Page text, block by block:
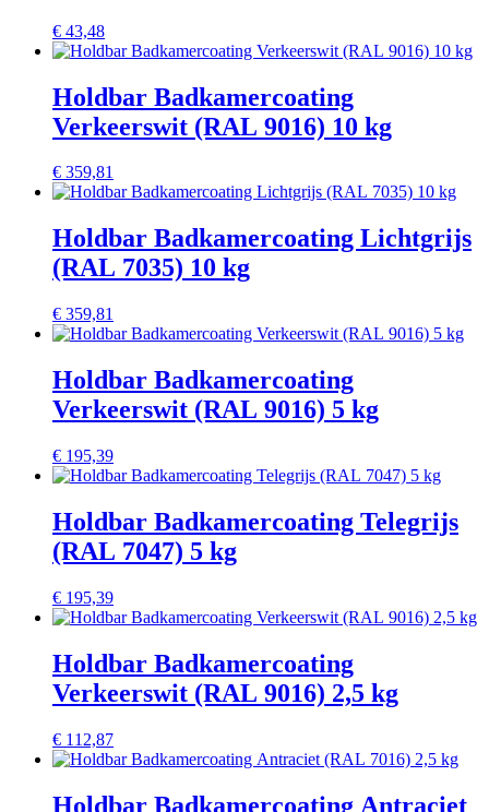
€ 43,48
Holdbar Badkamercoating
Verkeerswit (RAL 9016) 10 kg
€ 359,81
Holdbar Badkamercoating Lichtgrijs
(RAL 7035) 10 kg
€ 359,81
Holdbar Badkamercoating
Verkeerswit (RAL 9016) 5 kg
€ 195,39
Holdbar Badkamercoating Telegrijs
(RAL 7047) 5 kg
€ 195,39
Holdbar Badkamercoating
Verkeerswit (RAL 9016) 2,5 kg
€ 112,87
Holdbar Badkamercoating Antraciet